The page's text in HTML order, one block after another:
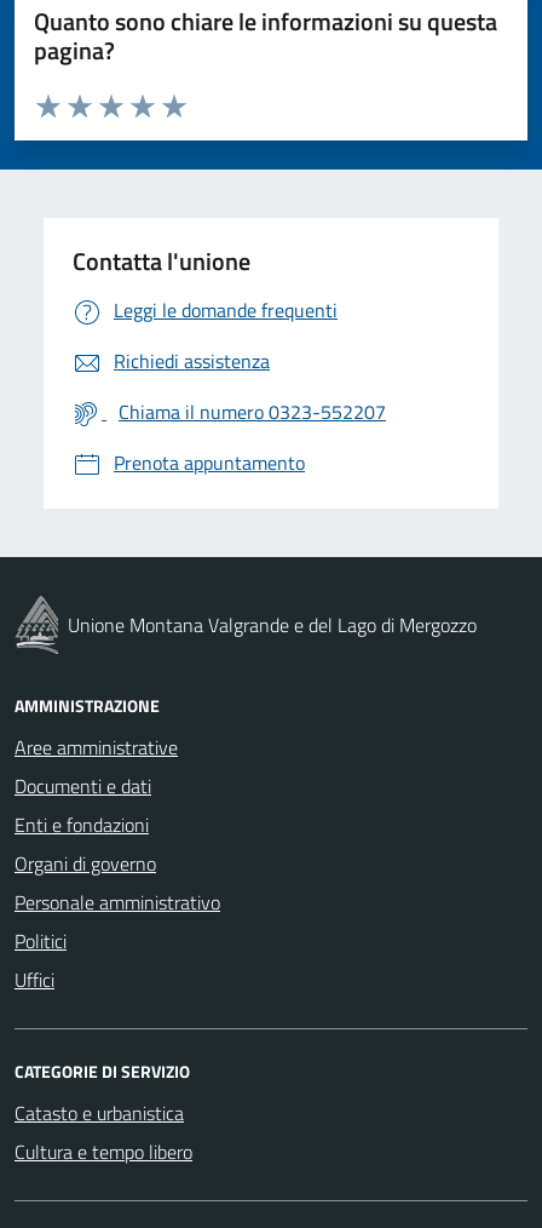
Quanto sono chiare le informazioni su questa
pagina?
Valuta da 1 a 5 stelle la pagina
Valuta 5 stelle su 5
Valuta 4 stelle su 5
Valuta 3 stelle su 5
Valuta 2 stelle su 5
Valuta 1 stelle su 5
Contatta l'unione
Leggi le domande frequenti
Richiedi assistenza
Chiama il numero 0323-552207
Prenota appuntamento
Unione Montana Valgrande e del Lago di Mergozzo
AMMINISTRAZIONE
Aree amministrative
Documenti e dati
Enti e fondazioni
Organi di governo
Personale amministrativo
Politici
Uffici
CATEGORIE DI SERVIZIO
Catasto e urbanistica
Cultura e tempo libero